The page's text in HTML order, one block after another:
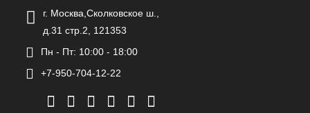
г. Москва,Сколковское ш.,
д.31 стр.2, 121353
Пн - Пт: 10:00 - 18:00
+7-950-704-12-22